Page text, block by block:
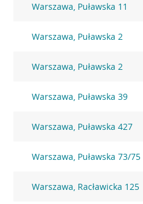
Warszawa, Puławska 11
Warszawa, Puławska 2
Warszawa, Puławska 2
Warszawa, Puławska 39
Warszawa, Puławska 427
Warszawa, Puławska 73/75
Warszawa, Racławicka 125